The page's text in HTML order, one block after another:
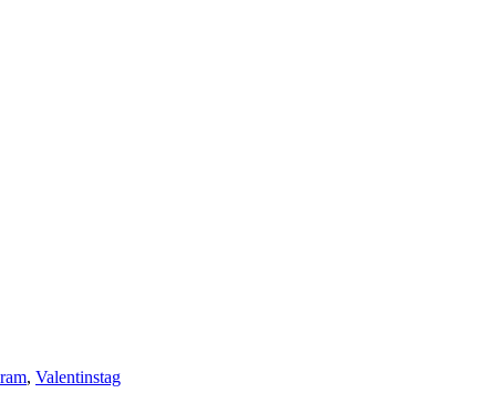
, Valentinstag